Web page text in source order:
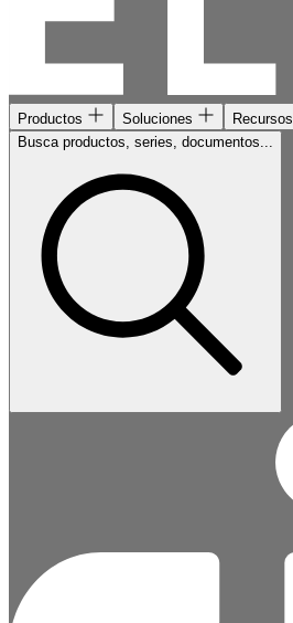
Productos Soluciones Recursos
Busca productos, series, documentos...